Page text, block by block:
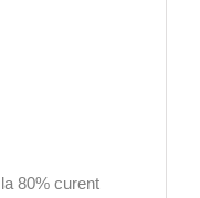
80% curent